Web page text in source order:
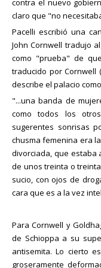
Si te quieres formar
orgánica, inscríbete en
602-295-9407 con uno
brindara toda la
nuestra página web:
Richbell Meléndez.
apostolado de la
Apologética Online DASM.
a las cuatro naciones
donde declaró que
sus tareas. Tres
Schaffhausen para
intenciones.
Esta escapada de
conciliaristas se
miedo la superioridad
Universidad de París
la potestad pontificia,
toda la embajada
emperador, doce
magnificando al
Todos los cristianos,
concilio, asistido por el
ejercicio para el
independiente del
éste cualquier
como "prueba" de
describe el palacio
"...una banda de
como todos los
sugerentes sonrisas
divorciada, que
de unos treinta o
sucio, con ojos de
cara que es a la vez
Para Cornwell y
de Schioppa a su
equivalentes neutros
ejemplo, la frase más
todos los otros"